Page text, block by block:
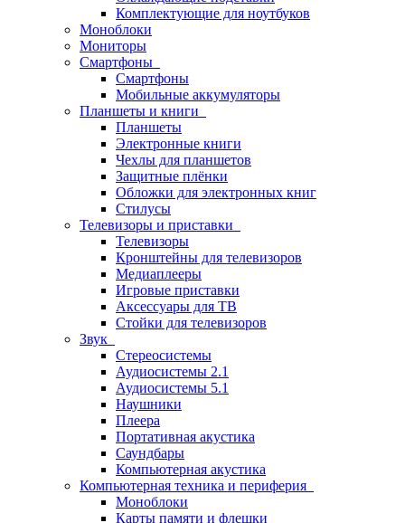
Комплектующие для ноутбуков
Моноблоки
Мониторы
Смартфоны
Смартфоны
Мобильные аккумуляторы
Планшеты и книги
Планшеты
Электронные книги
Чехлы для планшетов
Защитные плёнки
Обложки для электронных книг
Стилусы
Телевизоры и приставки
Телевизоры
Кронштейны для телевизоров
Медиаплееры
Игровые приставки
Аксессуары для ТВ
Стойки для телевизоров
Звук
Стереосистемы
Аудиосистемы 2.1
Аудиосистемы 5.1
Наушники
Плеера
Портативная акустика
Саундбары
Компьютерная акустика
Компьютерная техника и периферия
Моноблоки
Карты памяти и флешки